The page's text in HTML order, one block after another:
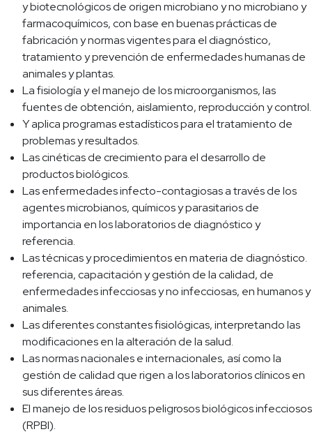
y biotecnológicos de origen microbiano y no microbiano y
farmacoquímicos, con base en buenas prácticas de
fabricación y normas vigentes para el diagnóstico,
tratamiento y prevención de enfermedades humanas de
animales y plantas.
La fisiología y el manejo de los microorganismos, las
fuentes de obtención, aislamiento, reproducción y control.
Y aplica programas estadísticos para el tratamiento de
problemas y resultados.
Las cinéticas de crecimiento para el desarrollo de
productos biológicos.
Las enfermedades infecto-contagiosas a través de los
agentes microbianos, químicos y parasitarios de
importancia en los laboratorios de diagnóstico y
referencia.
Las técnicas y procedimientos en materia de diagnóstico.
referencia, capacitación y gestión de la calidad, de
enfermedades infecciosas y no infecciosas, en humanos y
animales.
Las diferentes constantes fisiológicas, interpretando las
modificaciones en la alteración de la salud.
Las normas nacionales e internacionales, así como la
gestión de calidad que rigen a los laboratorios clínicos en
sus diferentes áreas.
El manejo de los residuos peligrosos biológicos infecciosos
(RPBI).